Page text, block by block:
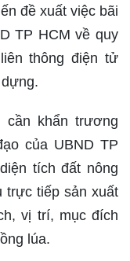
đề xuất việc bãi
TP HCM về quy
thông điện tử
cần khẩn trương
của UBND TP
tích đất nông
trực tiếp sản xuất
vị trí, mục đích
lúa.